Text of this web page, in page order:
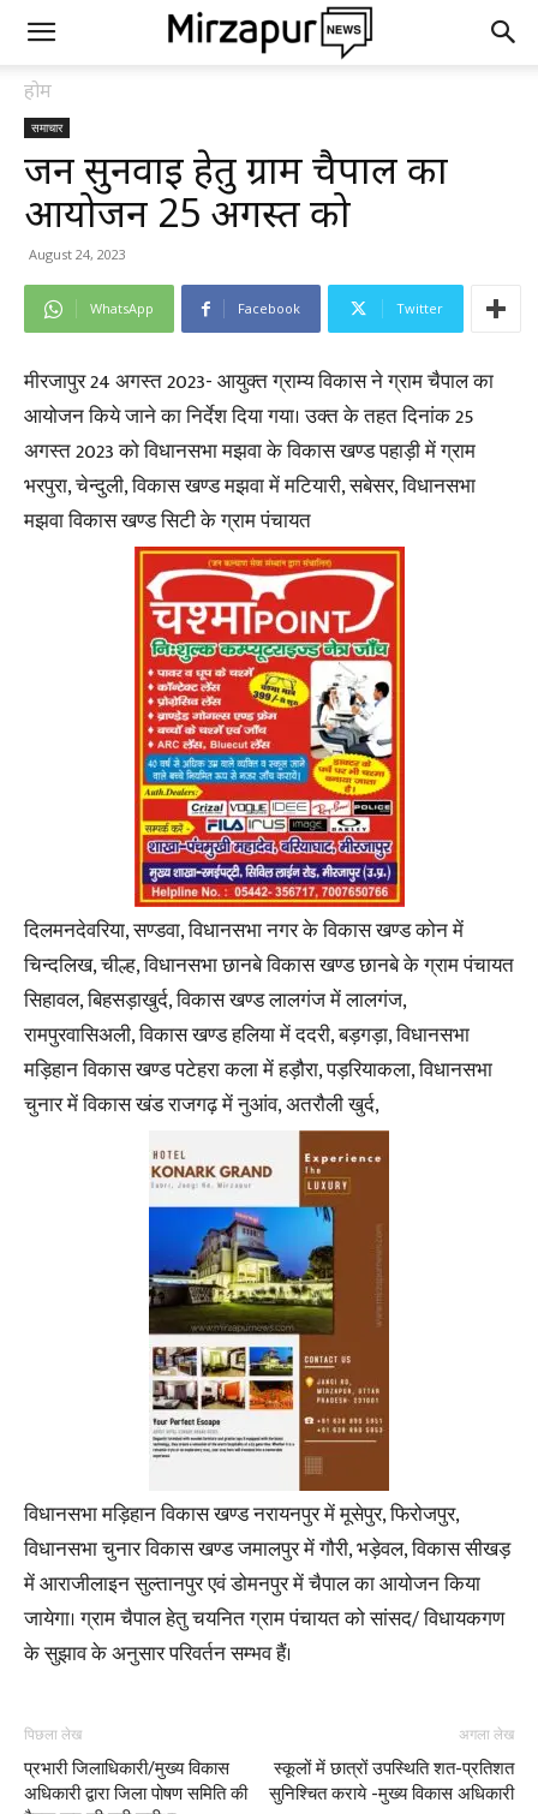
होम
समाचार
जन सुनवाई हेतु ग्राम चैपाल का
आयोजन 25 अगस्त को
August 24, 2023
WhatsApp Facebook Twitter
मीरजापुर 24 अगस्त 2023- आयुक्त ग्राम्य विकास ने ग्राम चैपाल का
आयोजन किये जाने का निर्देश दिया गया। उक्त के तहत दिनांक 25
अगस्त 2023 को विधानसभा मझवा के विकास खण्ड पहाड़ी में ग्राम
भरपुरा, चेन्दुली, विकास खण्ड मझवा में मटियारी, सबेसर, विधानसभा
मझवा विकास खण्ड सिटी के ग्राम पंचायत
दिलमनदेवरिया, सण्डवा, विधानसभा नगर के विकास खण्ड कोन में
चिन्दलिख, चील्ह, विधानसभा छानबे विकास खण्ड छानबे के ग्राम पंचायत
सिहावल, बिहसड़ाखुर्द, विकास खण्ड लालगंज में लालगंज,
रामपुरवासिअली, विकास खण्ड हलिया में ददरी, बड़गड़ा, विधानसभा
मड़िहान विकास खण्ड पटेहरा कला में हड़ौरा, पड़रियाकला, विधानसभा
चुनार में विकास खंड राजगढ़ में नुआंव, अतरौली खुर्द,
विधानसभा मड़िहान विकास खण्ड नरायनपुर में मूसेपुर, फिरोजपुर,
विधानसभा चुनार विकास खण्ड जमालपुर में गौरी, भड़ेवल, विकास सीखड़
में आराजीलाइन सुल्तानपुर एवं डोमनपुर में चैपाल का आयोजन किया
जायेगा। ग्राम चैपाल हेतु चयनित ग्राम पंचायत को सांसद/ विधायकगण
के सुझाव के अनुसार परिवर्तन सम्भव हैं।
पिछला लेख
प्रभारी जिलाधिकारी/मुख्य विकास
अधिकारी द्वारा जिला पोषण समिति की
अगला लेख
स्कूलों में छात्रों उपस्थिति शत-प्रतिशत
सुनिश्चित कराये -मुख्य विकास अधिकारी